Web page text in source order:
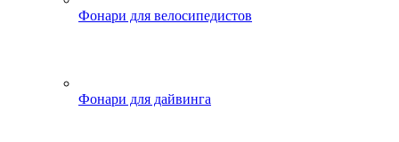
Фонари для велосипедистов
Фонари для дайвинга